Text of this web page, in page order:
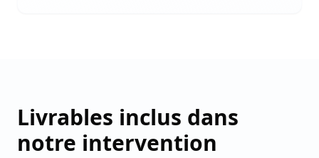
Livrables inclus dans
notre intervention